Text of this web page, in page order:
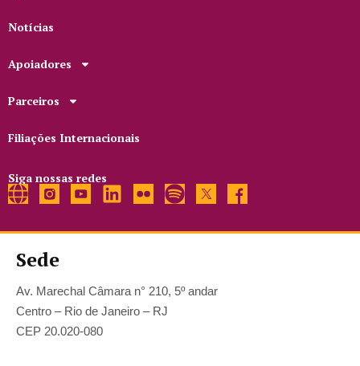
Notícias
Apoiadores
Parceiros
Filiações Internacionais
Siga nossas redes
Sede
Av. Marechal Câmara n° 210, 5º andar
Centro – Rio de Janeiro – RJ
CEP 20.020-080